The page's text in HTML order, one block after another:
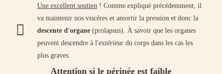
Une excellent soutien ! Comme expliqué précédemment, il
va maintenir nos viscères et amortir la pression et donc la
descente d'organe(prolapsus). À savoir que les organes
peuvent descendre à l'extérieur du corps dans les cas les
plus graves.
Attention si le périnée est faible